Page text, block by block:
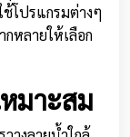
ช้โปรแกรมต่างๆ
หลายให้เลือก
มาะสม